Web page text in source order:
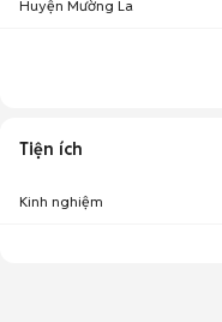
Huyện Mường La
Tiện ích
Kinh nghiệm